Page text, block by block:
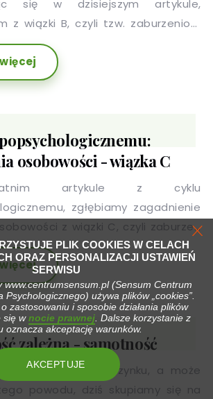
się w dzisiejszym artykule,
z wiązki B, czyli tzw. zaburzeniom
- niekonsekwentnym.
osobowości - wiązka C
artykule z cyklu
zgłębiamy zagadnienie
z wiązki C, czyli zaburzeń
zależna - samotność
odpoczynku, a może
powodu, dziś skupiamy się na
PLIK COOKIES W CELACH
ORAZ PERSONALIZACJI USTAWIEŃ
SERWISU
www.centrumsensum.pl (Sensum Centrum
Psychologicznego) używa plików „cookies”.
zastosowaniu i sposobie działania plików
się wnocie prawnej . Dalsze korzystanie z
oznacza akceptację warunków.
AKCEPTUJE